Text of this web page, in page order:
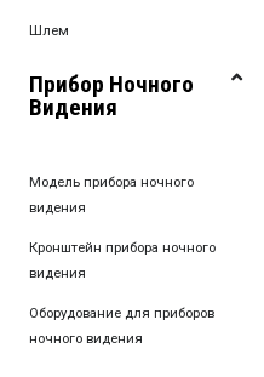
Шлем
Прибор Ночного
Видения
Модель прибора ночного
видения
Кронштейн прибора ночного
видения
Оборудование для приборов
ночного видения